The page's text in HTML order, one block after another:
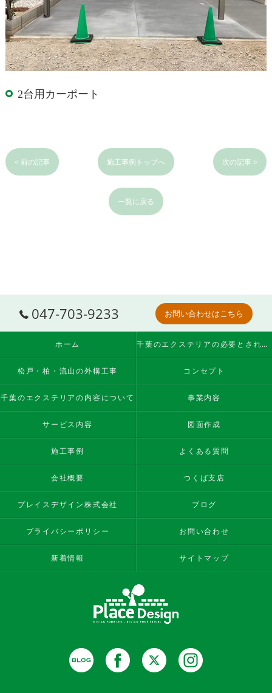
2台用カーポート
< 前の記事 施工事例トップへ 次の記事 >
一覧に戻る
047-703-9233 お問い合わせはこちら
ホーム 千葉のエクステリアの必要とされる理由
松戸・柏・流山の外構工事 コンセプト
千葉のエクステリアの内容について 事業内容
サービス内容 図面作成
施工事例 よくある質問
会社概要 つくば支店
プレイスデザイン株式会社 ブログ
プライバシーポリシー お問い合わせ
新着情報 サイトマップ